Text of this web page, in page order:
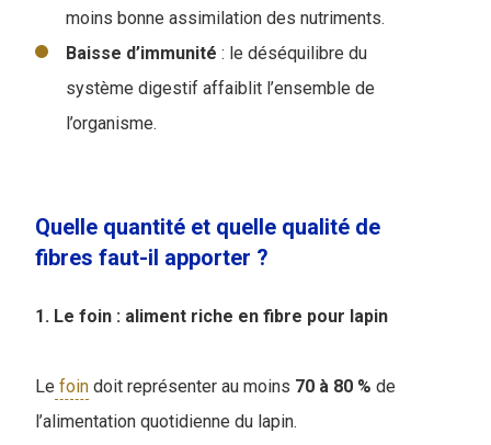
moins bonne assimilation des nutriments.
Baisse d’immunité : le déséquilibre du
système digestif affaiblit l’ensemble de
l’organisme.
Quelle quantité et quelle qualité de
fibres faut-il apporter ?
1. Le foin : aliment riche en fibre pour lapin
Le foin doit représenter au moins 70 à 80 % de
l’alimentation quotidienne du lapin.